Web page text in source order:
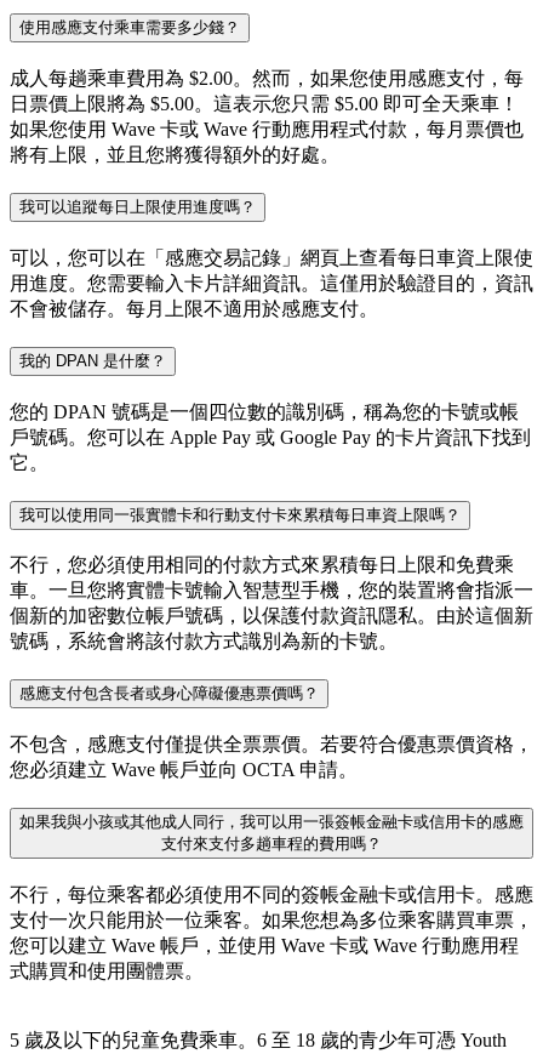
使用感應支付乘車需要多少錢？
成人每趟乘車費用為 $2.00。然而，如果您使用感應支付，每
日票價上限將為 $5.00。這表示您只需 $5.00 即可全天乘車！
如果您使用 Wave 卡或 Wave 行動應用程式付款，每月票價也
將有上限，並且您將獲得額外的好處。
我可以追蹤每日上限使用進度嗎？
可以，您可以在「感應交易記錄」網頁上查看每日車資上限使
用進度。您需要輸入卡片詳細資訊。這僅用於驗證目的，資訊
不會被儲存。每月上限不適用於感應支付。
我的 DPAN 是什麼？
您的 DPAN 號碼是一個四位數的識別碼，稱為您的卡號或帳
戶號碼。您可以在 Apple Pay 或 Google Pay 的卡片資訊下找到
它。
我可以使用同一張實體卡和行動支付卡來累積每日車資上限嗎？
不行，您必須使用相同的付款方式來累積每日上限和免費乘
車。一旦您將實體卡號輸入智慧型手機，您的裝置將會指派一
個新的加密數位帳戶號碼，以保護付款資訊隱私。由於這個新
號碼，系統會將該付款方式識別為新的卡號。
感應支付包含長者或身心障礙優惠票價嗎？
不包含，感應支付僅提供全票票價。若要符合優惠票價資格，
您必須建立 Wave 帳戶並向 OCTA 申請。
如果我與小孩或其他成人同行，我可以用一張簽帳金融卡或信用卡的感應
支付來支付多趟車程的費用嗎？
不行，每位乘客都必須使用不同的簽帳金融卡或信用卡。感應
支付一次只能用於一位乘客。如果您想為多位乘客購買車票，
您可以建立 Wave 帳戶，並使用 Wave 卡或 Wave 行動應用程
式購買和使用團體票。
5 歲及以下的兒童免費乘車。6 至 18 歲的青少年可憑 Youth